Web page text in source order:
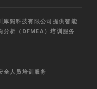
库犸科技有限公司提供智能
分析（DFMEA）培训服务
全人员培训服务